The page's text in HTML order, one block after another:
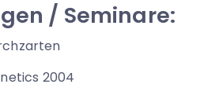
/ Seminare:
2004